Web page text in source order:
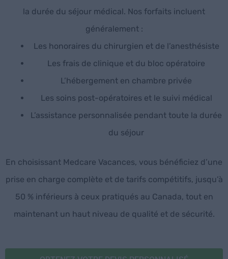
la durée du séjour médical. Nos forfaits incluent
généralement :
Les honoraires du chirurgien et de l’anesthésiste
Les frais de clinique et du bloc opératoire
L’hébergement en chambre privée
Les soins post-opératoires et le suivi médical
L’assistance personnalisée pendant toute la durée
du séjour
En choisissant Medcare Vacances, vous bénéficiez d’une
prise en charge complète et de tarifs compétitifs, jusqu’à
50 % inférieurs à ceux pratiqués au Canada, tout en
maintenant un haut niveau de qualité et de sécurité.